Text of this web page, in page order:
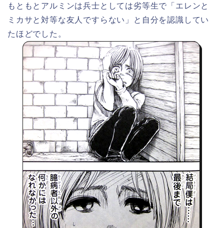
もともとアルミンは兵士としては劣等生で「エレンと
ミカサと対等な友人ですらない」と自分を認識してい
たほどでした。